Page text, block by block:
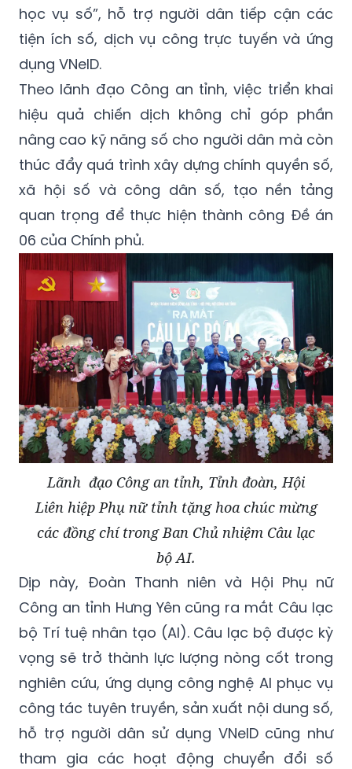
học vụ số”, hỗ trợ người dân tiếp cận các
tiện ích số, dịch vụ công trực tuyến và ứng
dụng VNeID.
Theo lãnh đạo Công an tỉnh, việc triển khai
hiệu quả chiến dịch không chỉ góp phần
nâng cao kỹ năng số cho người dân mà còn
thúc đẩy quá trình xây dựng chính quyền số,
xã hội số và công dân số, tạo nền tảng
quan trọng để thực hiện thành công Đề án
06 của Chính phủ.
Lãnh đạo Công an tỉnh, Tỉnh đoàn, Hội
Liên hiệp Phụ nữ tỉnh tặng hoa chúc mừng
các đồng chí trong Ban Chủ nhiệm Câu lạc
bộ AI.
Dịp này, Đoàn Thanh niên và Hội Phụ nữ
Công an tỉnh Hưng Yên cũng ra mắt Câu lạc
bộ Trí tuệ nhân tạo (AI). Câu lạc bộ được kỳ
vọng sẽ trở thành lực lượng nòng cốt trong
nghiên cứu, ứng dụng công nghệ AI phục vụ
công tác tuyên truyền, sản xuất nội dung số,
hỗ trợ người dân sử dụng VNeID cũng như
tham gia các hoạt động chuyển đổi số